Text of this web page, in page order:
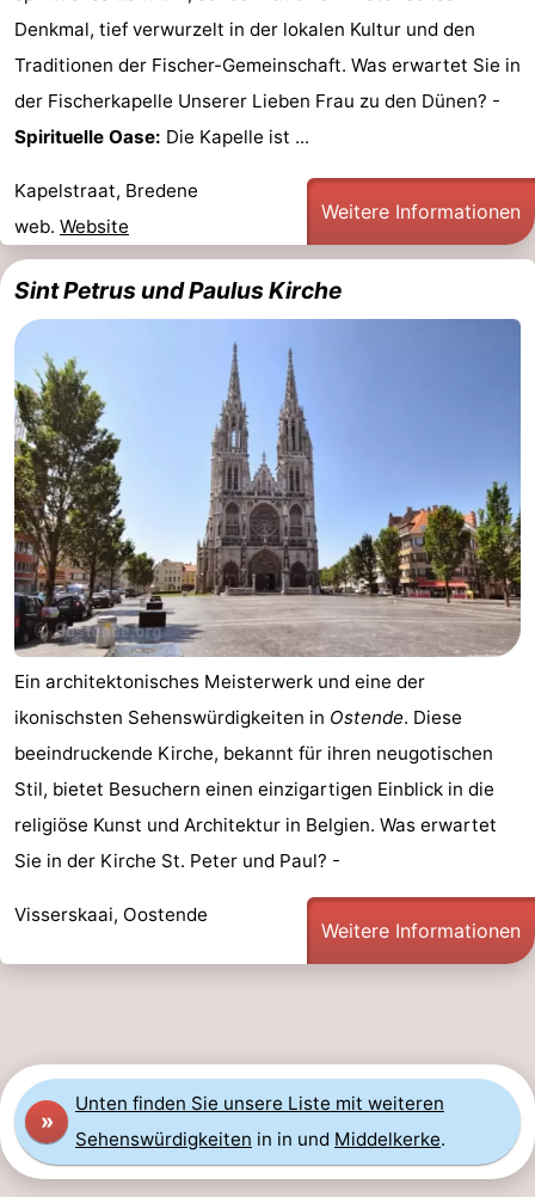
tun
Museen
-
Aussichtspunkte
Attraktionen
Bauernhöfe
Spielplätze
-
Indoor-
Spielplätze
-
Bowling
-
Minigolfplätze
Wellness-
Zentren
Dörfer
&
Städte
Natur
Sport
-
Schwimmbader
-
Radfahren
-
Wandern
-
Golfplatze
-
Surfen
Essen
und
Veranstaltungen
Denkmal, tief verwurzelt in der lokalen Kultur und den
Traditionen der Fischer-Gemeinschaft. Was erwartet Sie in
der Fischerkapelle Unserer Lieben Frau zu den Dünen? -
Spirituelle Oase: Die Kapelle ist ...
Kapelstraat, Bredene
web. Website
Weitere Informationen
Sint Petrus und Paulus Kirche
Ein architektonisches Meisterwerk und eine der
ikonischsten Sehenswürdigkeiten in Ostende. Diese
beeindruckende Kirche, bekannt für ihren neugotischen
Stil, bietet Besuchern einen einzigartigen Einblick in die
religiöse Kunst und Architektur in Belgien. Was erwartet
Sie in der Kirche St. Peter und Paul? -
Visserskaai, Oostende
Weitere Informationen
»
Unten finden Sie unsere Liste mit weiteren
Sehenswürdigkeiten in in und Middelkerke.